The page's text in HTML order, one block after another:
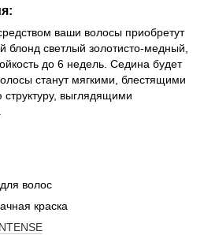
ваши волосы приобретут
светлый золотисто-медный,
до 6 недель. Седина будет
станут мягкими, блестящими
выглядящими
волос
краска